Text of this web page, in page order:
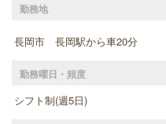
勤務地
長岡市 長岡駅から車20分
勤務曜日・頻度
シフト制(週5日)